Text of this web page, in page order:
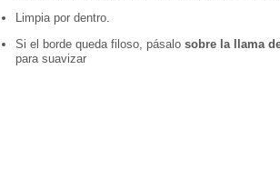
Limpia por dentro.
Si el borde queda filoso, pásalo sobre la llama
para suavizar